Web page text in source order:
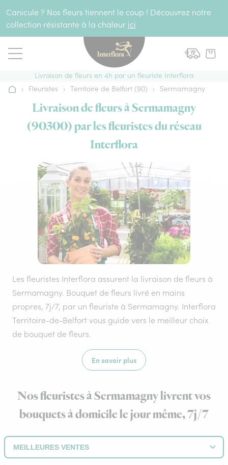
Canicule ? Nos fleurs tiennent le coup ! Découvrez notre
collection résistante à la chaleur ici
Livraison de fleurs en 4h par un fleuriste Interflora
Accueil
› Fleuristes › Territoire de Belfort (90) › Sermamagny
Livraison de fleurs à Sermamagny
(90300) par les fleuristes du réseau
Interflora
Les fleuristes Interflora assurent la livraison de fleurs à
Sermamagny. Bouquet de fleurs livré en mains
propres, 7j/7, par un fleuriste à Sermamagny. Interflora
Territoire-de-Belfort vous guide vers le meilleur choix
de bouquet de fleurs.
En savoir plus
Nos fleuristes à Sermamagny livrent vos
bouquets à domicile le jour même, 7j/7